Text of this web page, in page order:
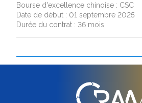
Bourse d'excellence chinoise : CSC
Date de début : 01 septembre 2025
Durée du contrat : 36 mois